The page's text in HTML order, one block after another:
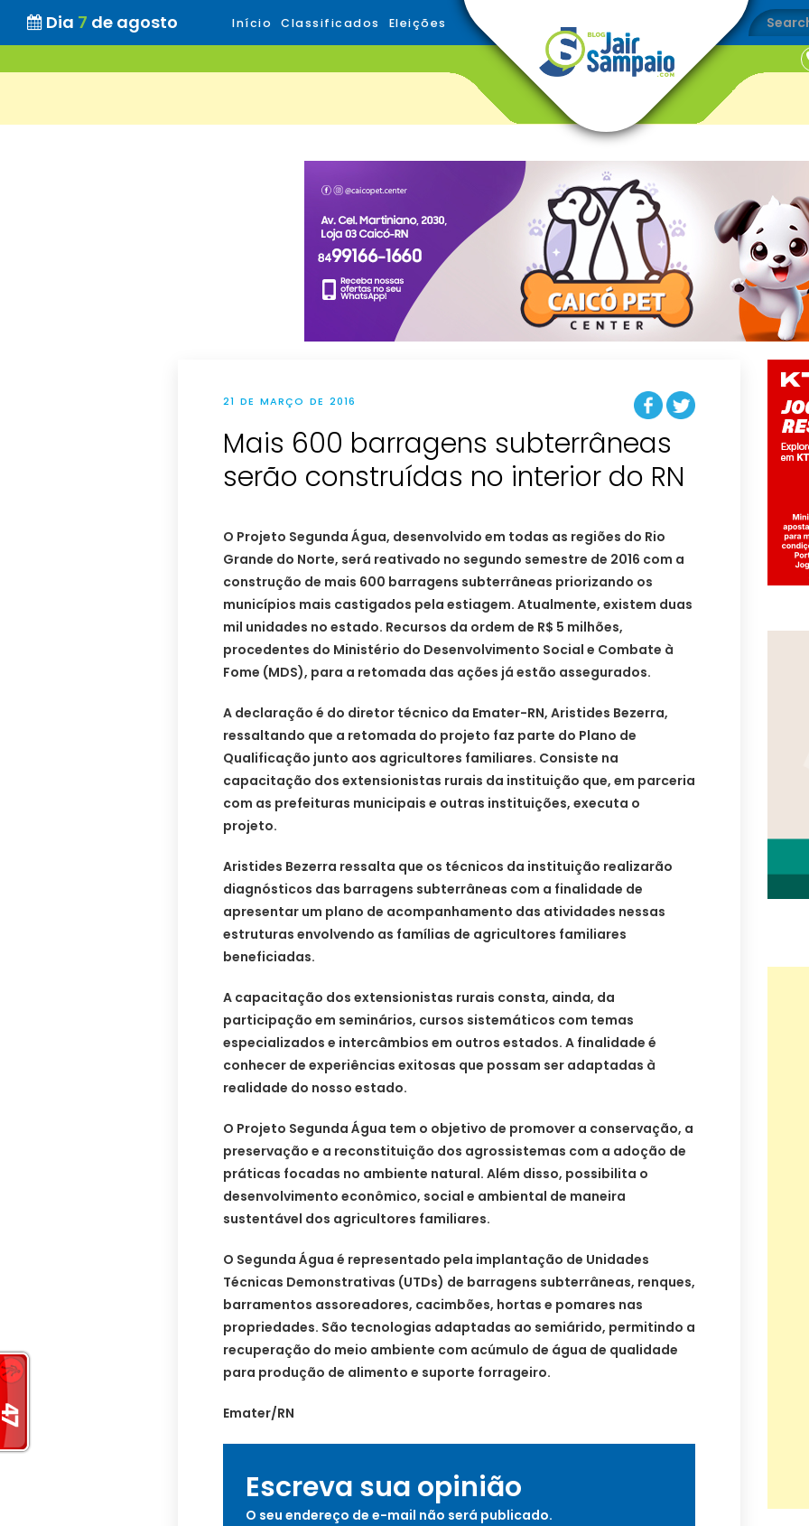
Dia 7 de agosto Início Classificados Eleições
21 DE MARÇO DE 2016
Mais 600 barragens subterrâneas
serão construídas no interior do RN
O Projeto Segunda Água, desenvolvido em todas as regiões do Rio
Grande do Norte, será reativado no segundo semestre de 2016 com a
construção de mais 600 barragens subterrâneas priorizando os
municípios mais castigados pela estiagem. Atualmente, existem duas
mil unidades no estado. Recursos da ordem de R$ 5 milhões,
procedentes do Ministério do Desenvolvimento Social e Combate à
Fome (MDS), para a retomada das ações já estão assegurados.
A declaração é do diretor técnico da Emater-RN, Aristides Bezerra,
ressaltando que a retomada do projeto faz parte do Plano de
Qualificação junto aos agricultores familiares. Consiste na
capacitação dos extensionistas rurais da instituição que, em parceria
com as prefeituras municipais e outras instituições, executa o
projeto.
Aristides Bezerra ressalta que os técnicos da instituição realizarão
diagnósticos das barragens subterrâneas com a finalidade de
apresentar um plano de acompanhamento das atividades nessas
estruturas envolvendo as famílias de agricultores familiares
beneficiadas.
A capacitação dos extensionistas rurais consta, ainda, da
participação em seminários, cursos sistemáticos com temas
especializados e intercâmbios em outros estados. A finalidade é
conhecer de experiências exitosas que possam ser adaptadas à
realidade do nosso estado.
O Projeto Segunda Água tem o objetivo de promover a conservação, a
preservação e a reconstituição dos agrossistemas com a adoção de
práticas focadas no ambiente natural. Além disso, possibilita o
desenvolvimento econômico, social e ambiental de maneira
sustentável dos agricultores familiares.
O Segunda Água é representado pela implantação de Unidades
Técnicas Demonstrativas (UTDs) de barragens subterrâneas, renques,
barramentos assoreadores, cacimbões, hortas e pomares nas
propriedades. São tecnologias adaptadas ao semiárido, permitindo a
recuperação do meio ambiente com acúmulo de água de qualidade
para produção de alimento e suporte forrageiro.
Emater/RN
Escreva sua opinião
O seu endereço de e-mail não será publicado.